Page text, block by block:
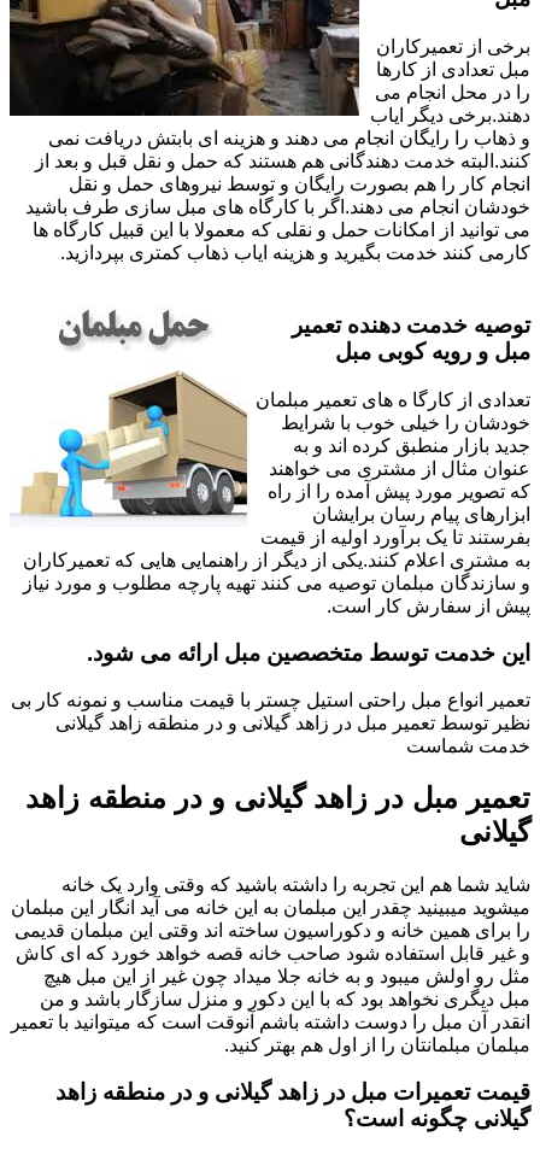
برخی از تعمیرکاران
مبل تعدادی از کارها
را در محل انجام می
دهند.برخی دیگر ایاب
و ذهاب را رایگان انجام می دهند و هزینه ای بابتش دریافت نمی
کنند.البته خدمت دهندگانی هم هستند که حمل و نقل قبل و بعد از
انجام کار را هم بصورت رایگان و توسط نیروهای حمل و نقل
خودشان انجام می دهند.اگر با کارگاه های مبل سازی طرف باشید
می توانید از امکانات حمل و نقلی که معمولا با این قبیل کارگاه ها
کارمی کنند خدمت بگیرید و هزینه ایاب ذهاب کمتری بپردازید.
توصیه خدمت دهنده تعمیر
مبل و رویه کوبی مبل
تعدادی از کارگا ه های تعمیر مبلمان
خودشان را خیلی خوب با شرایط
جدید بازار منطبق کرده اند و به
عنوان مثال از مشتری می خواهند
که تصویر مورد پیش آمده را از راه
ابزارهای پیام رسان برایشان
بفرستند تا یک برآورد اولیه از قیمت
به مشتری اعلام کنند.یکی از دیگر از راهنمایی هایی که تعمیرکاران
و سازندگان مبلمان توصیه می کنند تهیه پارچه مطلوب و مورد نیاز
پیش از سفارش کار است.
این خدمت توسط متخصصین مبل ارائه می شود.
تعمیر انواع مبل راحتی استیل چستر با قیمت مناسب و نمونه کار بی
نظیر توسط تعمیر مبل در زاهد گیلانی و در منطقه زاهد گیلانی
خدمت شماست
تعمیر مبل در زاهد گیلانی و در منطقه زاهد
گیلانی
شاید شما هم این تجربه را داشته باشید که وقتی وارد یک خانه
میشوید میبینید چقدر این مبلمان به این خانه می آید انگار این مبلمان
را برای همین خانه و دکوراسیون ساخته اند وقتی این مبلمان قدیمی
و غیر قابل استفاده شود صاحب خانه قصه خواهد خورد که ای کاش
مثل رو اولش میبود و به خانه جلا میداد چون غیر از این مبل هیچ
مبل دیگری نخواهد بود که با این دکور و منزل سازگار باشد و من
انقدر آن مبل را دوست داشته باشم آنوقت است که میتوانید با تعمیر
مبلمان مبلمانتان را از اول هم بهتر کنید.
قیمت تعمیرات مبل در زاهد گیلانی و در منطقه زاهد
گیلانی چگونه است؟